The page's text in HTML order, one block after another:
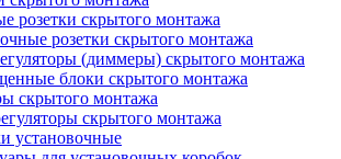
розетки скрытого монтажа
розетки скрытого монтажа
(диммеры) скрытого монтажа
блоки скрытого монтажа
скрытого монтажа
скрытого монтажа
установочные